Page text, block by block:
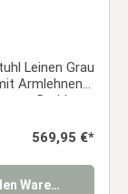
Leinen Grau
Armlehnen
– Drehbare
im
Landhausstil
Regulärer Preis:
569,95 €*
Warenkorb